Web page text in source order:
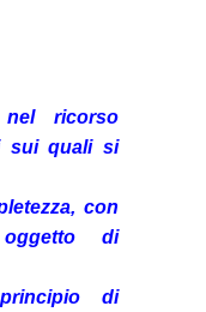
nel ricorso
sui quali si
con
di
di